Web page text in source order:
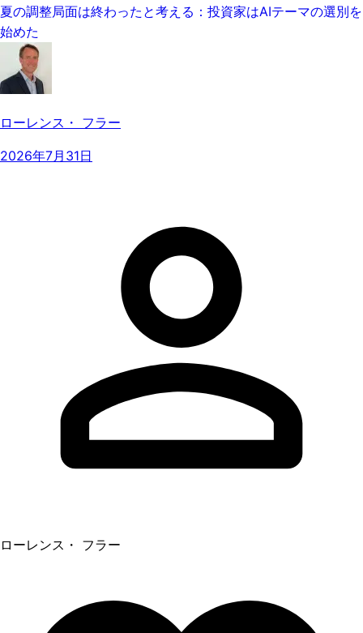
夏の調整局面は終わったと考える：投資家はAIテーマの選別を
始めた
ローレンス・ フラー
2026年7月31日
ローレンス・ フラー